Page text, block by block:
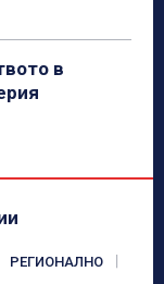
в
РЕГИОНАЛНО